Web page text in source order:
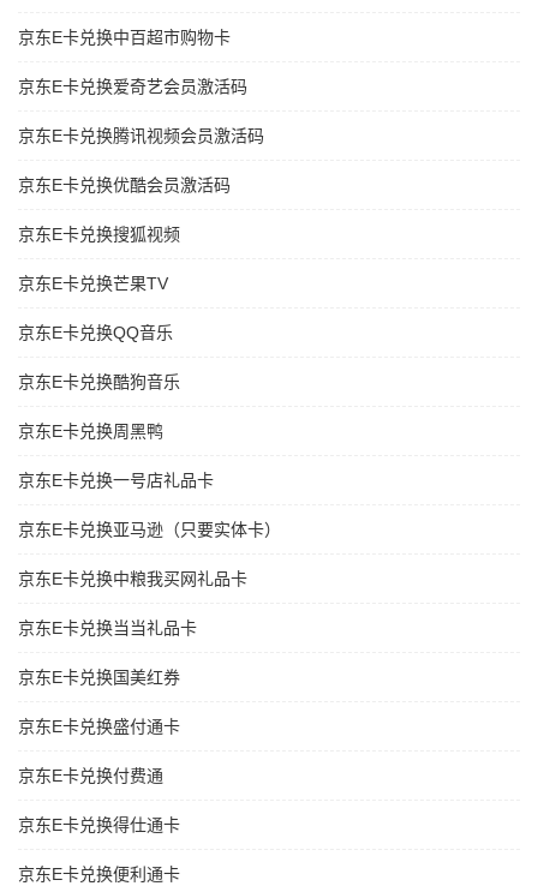
京东E卡兑换中百超市购物卡
京东E卡兑换爱奇艺会员激活码
京东E卡兑换腾讯视频会员激活码
京东E卡兑换优酷会员激活码
京东E卡兑换搜狐视频
京东E卡兑换芒果TV
京东E卡兑换QQ音乐
京东E卡兑换酷狗音乐
京东E卡兑换周黑鸭
京东E卡兑换一号店礼品卡
京东E卡兑换亚马逊（只要实体卡）
京东E卡兑换中粮我买网礼品卡
京东E卡兑换当当礼品卡
京东E卡兑换国美红券
京东E卡兑换盛付通卡
京东E卡兑换付费通
京东E卡兑换得仕通卡
京东E卡兑换便利通卡